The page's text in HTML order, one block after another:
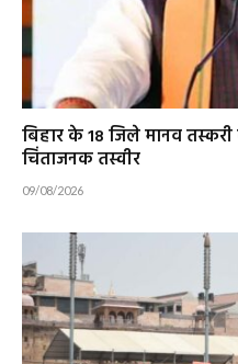
बिहार के 18 जिले मानव
चिंताजनक तस्वीर
09/08/2026